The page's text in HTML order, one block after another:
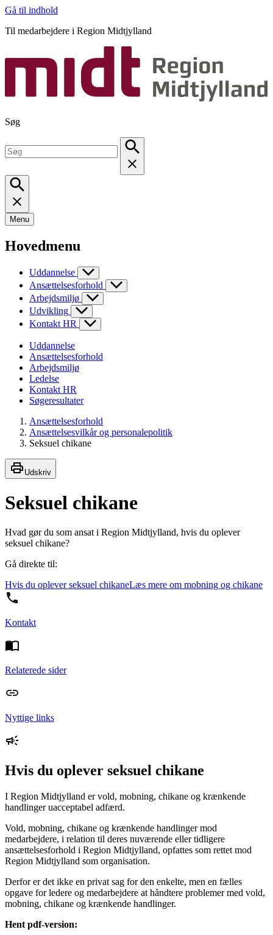
Gå til indhold
Til medarbejdere i Region Midtjylland
Søg
Menu
Hovedmenu
Uddannelse
Ansættelsesforhold
Arbejdsmiljø
Udvikling
Kontakt HR
Uddannelse
Ansættelsesforhold
Arbejdsmiljø
Ledelse
Kontakt HR
Søgeresultater
Ansættelsesforhold
Ansættelsesvilkår og personalepolitik
Seksuel chikane
Udskriv
Seksuel chikane
Hvad gør du som ansat i Region Midtjylland, hvis du oplever
seksuel chikane?
Gå direkte til:
Hvis du oplever seksuel chikaneLæs mere om mobning og chikane
Kontakt
Relaterede sider
Nyttige links
Hvis du oplever seksuel chikane
I Region Midtjylland er vold, mobning, chikane og krænkende
handlinger uacceptabel adfærd.
Vold, mobning, chikane og krænkende handlinger mod
medarbejdere, i relation til deres nuværende eller tidligere
ansættelsesforhold i Region Midtjylland, opfattes som rettet mod
Region Midtjylland som organisation.
Derfor er det ikke en privat sag for den enkelte, men en fælles
opgave for ledere og medarbejdere at håndtere problemer med vold,
mobning, chikane og krænkende handlinger.
Hent pdf-version: